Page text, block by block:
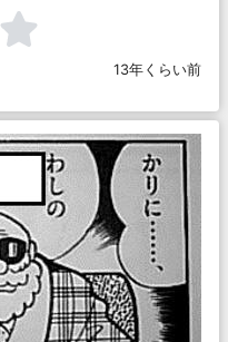
13年くらい前